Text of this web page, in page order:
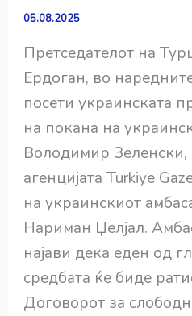
05.08.2025
Претседателот на
Ердоган, во
посети украинската
на покана на
Володимир Зеленски,
агенцијата Turkiye
на украинскиот
Нариман Џелјал.
најави дека еден од
средбата ќе биде
Договорот за